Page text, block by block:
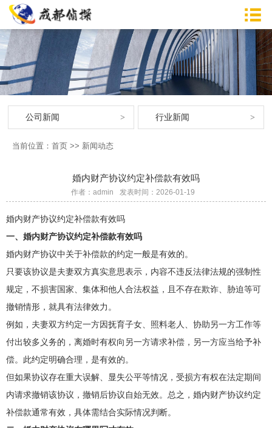
公司新闻 行业新闻
当前位置： 首页 >> 新闻动态
婚内财产协议约定补偿款有效吗
作者：admin 发表时间：2026-01-19
婚内财产协议约定补偿款有效吗
一、婚内财产协议约定补偿款有效吗
婚内财产协议中关于补偿款的约定一般是有效的。
只要该协议是夫妻双方真实意思表示，内容不违反法律法规的强制性
规定，不损害国家、集体和他人合法权益，且不存在欺诈、胁迫等可
撤销情形，就具有法律效力。
例如，夫妻双方约定一方因抚育子女、照料老人、协助另一方工作等
付出较多义务的，离婚时有权向另一方请求补偿，另一方应当给予补
偿。此约定明确合理，是有效的。
但如果协议存在重大误解、显失公平等情况，受损方有权在法定期间
内请求撤销该协议，撤销后协议自始无效。总之，婚内财产协议约定
补偿款通常有效，具体需结合实际情况判断。